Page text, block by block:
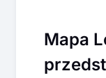
Mapa